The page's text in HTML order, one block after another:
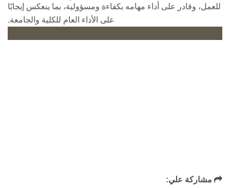
للعمل، وقادر على أداء مهامه بكفاءة ومسؤولية، بما ينعكس إيجابًا
على الأداء العام للكلية والجامعة.
مشاركة علي: